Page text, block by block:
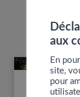
DU
aux
En
site,
pour